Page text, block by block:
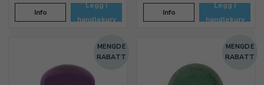
Info
Legg i
handlekurv
Info
Legg i
handlekurv
MENGDE
RABATT
MENGDE
RABATT